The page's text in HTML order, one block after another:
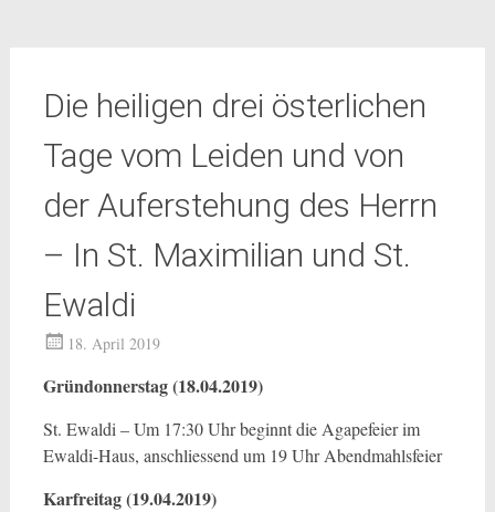
Die heiligen drei österlichen
Tage vom Leiden und von
der Auferstehung des Herrn
– In St. Maximilian und St.
Ewaldi
18. April 2019
Gründonnerstag (18.04.2019)
St. Ewaldi – Um 17:30 Uhr beginnt die Agapefeier im
Ewaldi-Haus, anschliessend um 19 Uhr Abendmahlsfeier
Karfreitag (19.04.2019)